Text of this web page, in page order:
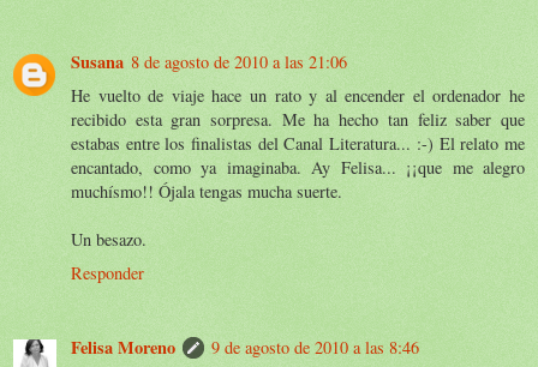
Susana 8 de agosto de 2010 a las 21:06
He vuelto de viaje hace un rato y al encender el ordenador he
recibido esta gran sorpresa. Me ha hecho tan feliz saber que
estabas entre los finalistas del Canal Literatura... :-) El relato me
encantado, como ya imaginaba. Ay Felisa... ¡¡que me alegro
muchísmo!! Ójala tengas mucha suerte.
Un besazo.
Responder
Felisa Moreno
9 de agosto de 2010 a las 8:46